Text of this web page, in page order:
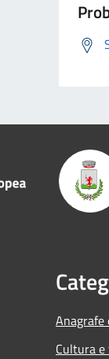
Cultura